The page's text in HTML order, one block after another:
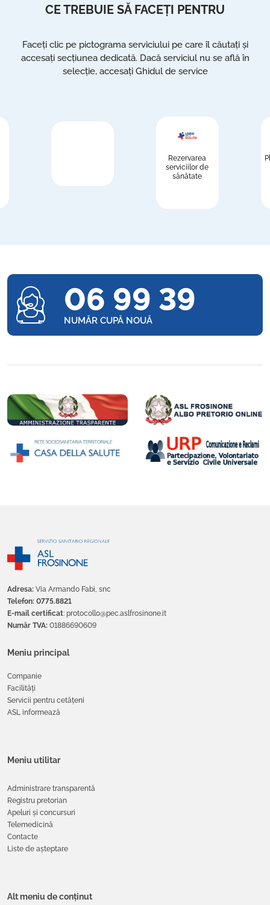
CE TREBUIE SĂ FACEȚI PENTRU
Faceți clic pe pictograma serviciului pe care îl căutați și
accesați secțiunea dedicată. Dacă serviciul nu se află în
selecție, accesați Ghidul de service
Rezervarea
serviciilor de
sănătate
06 99 39
NUMĂR CUPĂ NOUĂ
Adresa: Via Armando Fabi, snc
Telefon: 0775.8821
E-mail certificat: protocollo@pec.aslfrosinone.it
Număr TVA: 01886690609
Meniu principal
Companie
Facilități
Servicii pentru cetățeni
ASL informează
Meniu utilitar
Administrare transparentă
Registru pretorian
Apeluri și concursuri
Telemedicină
Contacte
Liste de așteptare
Alt meniu de conținut